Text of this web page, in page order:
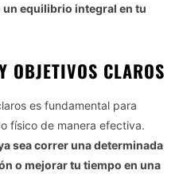
equilibrio integral en tu
OBJETIVOS CLAROS
es fundamental para
físico de manera efectiva.
sea correr una determinada
o mejorar tu tiempo en una